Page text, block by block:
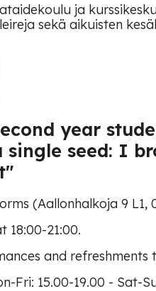
ja
sekä aikuisten
year
single seed: I
(Aallonhalkoja 9 L1,
18:00-21:00.
and
Fri: 15.00-19.00 - Sat-